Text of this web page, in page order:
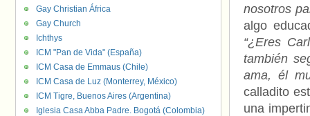
nosotros
algo
“¿Eres
también
ama, él
calladito
una
Gay Christian África
Gay Church
Ichthys
ICM "Pan de Vida" (España)
ICM Casa de Emmaus (Chile)
ICM Casa de Luz (Monterrey, México)
ICM Tigre, Buenos Aires (Argentina)
Iglesia Casa Abba Padre. Bogotá (Colombia)